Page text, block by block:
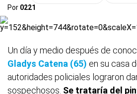
Por 0221
Un día y medio después de
Gladys Catena (65) en su casa
autoridades policiales lograron
sospechosos. Se trataría del